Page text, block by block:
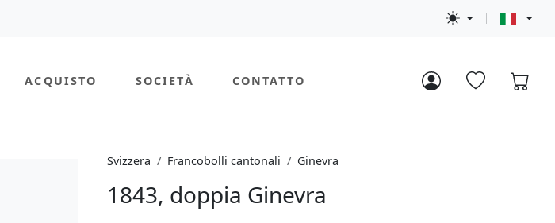
ACQUISTO SOCIETÀ CONTATTO
Svizzera Francobolli cantonali Ginevra
1843, doppia Ginevra